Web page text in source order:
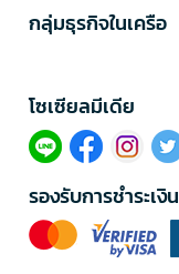
กลุ่มธุรกิจในเครือ
โซเซียลมีเดีย​
รองรับการชำระเงิน